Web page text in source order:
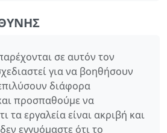
σε αυτόν τον
για να βοηθήσουν
διάφορα
προσπαθούμε να
τα εργαλεία είναι ακριβή και
εγγυόμαστε ότι το